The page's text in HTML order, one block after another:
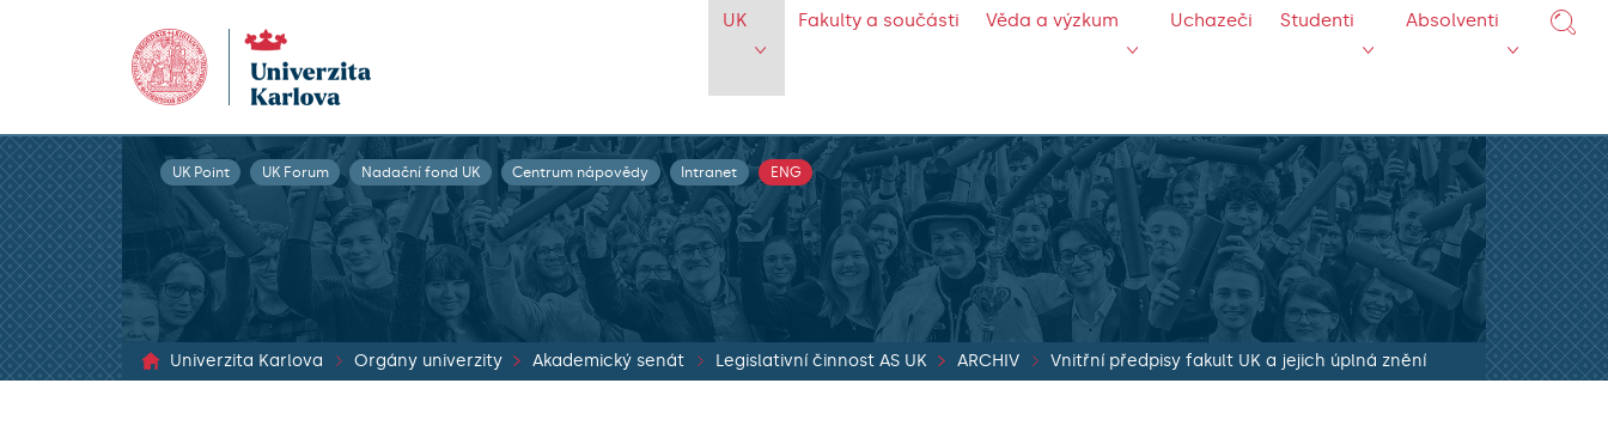
UK Fakulty a součásti Věda a výzkum Uchazeči Studenti Absolventi
UK Point UK Forum Nadační fond UK Centrum nápovědy Intranet ENG
Univerzita Karlova Orgány univerzity Akademický senát Legislativní činnost AS UK ARCHIV Vnitřní předpisy fakult UK a jejich úplná znění